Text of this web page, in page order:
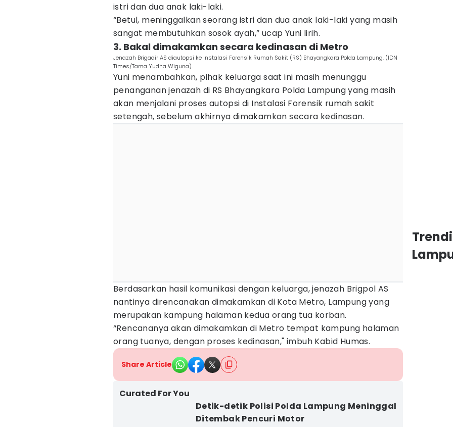
istri dan dua anak laki-laki.
“Betul, meninggalkan seorang istri dan dua anak laki-laki yang masih
sangat membutuhkan sosok ayah,” ucap Yuni lirih.
3. Bakal dimakamkan secara kedinasan di Metro
Jenazah Brigadir AS diautopsi ke Instalasi Forensik Rumah Sakit (RS) Bhayangkara Polda Lampung. (IDN
Times/Tama Yudha Wiguna).
Yuni menambahkan, pihak keluarga saat ini masih menunggu
penanganan jenazah di RS Bhayangkara Polda Lampung yang masih
akan menjalani proses autopsi di Instalasi Forensik rumah sakit
setengah, sebelum akhirnya dimakamkan secara kedinasan.
Berdasarkan hasil komunikasi dengan keluarga, jenazah Brigpol AS
nantinya direncanakan dimakamkan di Kota Metro, Lampung yang
merupakan kampung halaman kedua orang tua korban.
“Rencananya akan dimakamkan di Metro tempat kampung halaman
orang tuanya, dengan proses kedinasan," imbuh Kabid Humas.
Share Article
Curated For You
Detik-detik Polisi Polda Lampung Meninggal
Ditembak Pencuri Motor